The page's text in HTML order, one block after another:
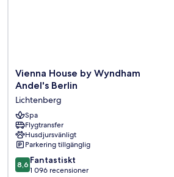
Vienna
House
Wyndham
Andel's
Berlin
Lichtenberg
Vienna House by Wyndham
Andel's Berlin
Lichtenberg
Spa
Flygtransfer
Husdjursvänligt
Parkering tillgänglig
8.6
av
8,6 Fantastiskt
1 096 recensioner